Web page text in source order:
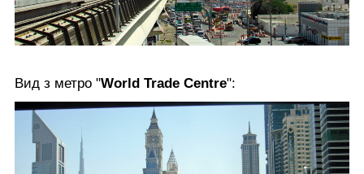
Вид з метро "World Trade Centre":